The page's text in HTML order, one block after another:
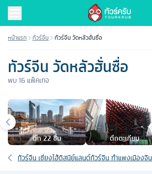
หน้าแรก ทัวร์จีน ทัวร์จีน วัดหลัวฮั่นซื่อ
ทัวร์จีน วัดหลัวฮั่นซื่อ
พบ16 แพ็คเกจ
เมืองยอดนิยม
ตึก 22 ชั้น ตึกตะเกียบ
เส้นทางที่เกี่ยวข้อง
ทัวร์จีน เซี่ยงไฮ้ดิสนีย์แลนด์ทัวร์จีน กำแพงเมืองจีน